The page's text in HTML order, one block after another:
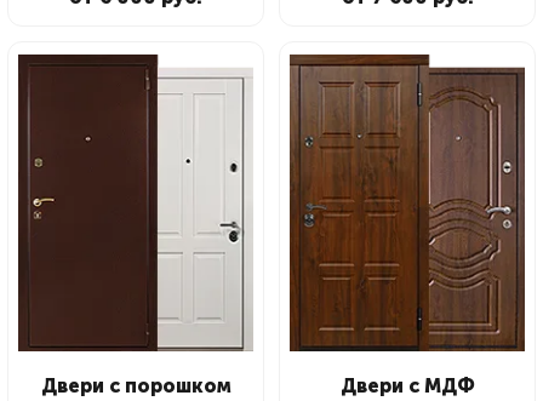
Двери с порошком
Двери с МДФ